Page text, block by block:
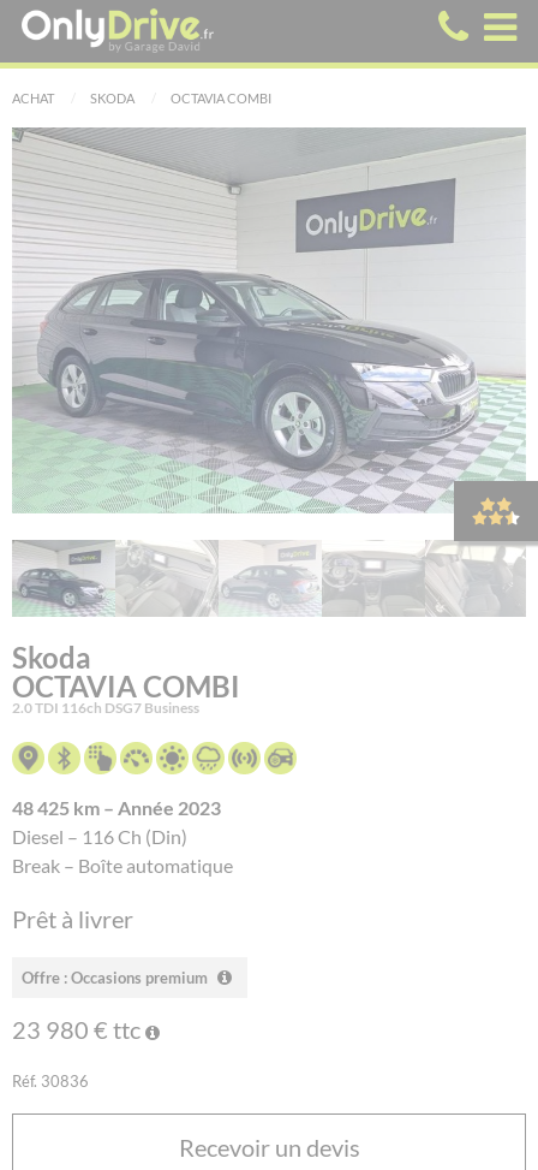
ACHAT SKODA OCTAVIA COMBI
Skoda
OCTAVIA COMBI
2.0 TDI 116ch DSG7 Business
48 425 km – Année 2023
Diesel – 116 Ch (Din)
Break – Boîte automatique
Prêt à livrer
Offre : Occasions premium
23 980 € ttc
Réf. 30836
Recevoir un devis